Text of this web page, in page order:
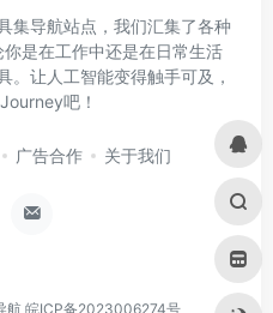
集导航站点，我们汇集了各种
是在工作中还是在日常生活
。让人工智能变得触手可及，
吧！
广告合作 关于我们
航 皖ICP备2023006274号